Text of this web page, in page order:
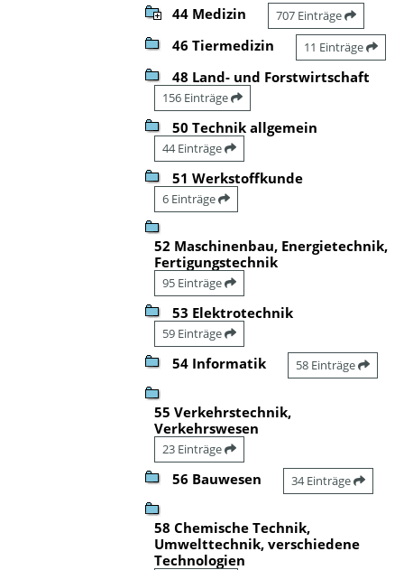
44 Medizin 707 Einträge
46 Tiermedizin 11 Einträge
48 Land- und Forstwirtschaft
156 Einträge
50 Technik allgemein
44 Einträge
51 Werkstoffkunde
6 Einträge
52 Maschinenbau, Energietechnik,
Fertigungstechnik
95 Einträge
53 Elektrotechnik
59 Einträge
54 Informatik 58 Einträge
55 Verkehrstechnik,
Verkehrswesen
23 Einträge
56 Bauwesen 34 Einträge
58 Chemische Technik,
Umwelttechnik, verschiedene
Technologien